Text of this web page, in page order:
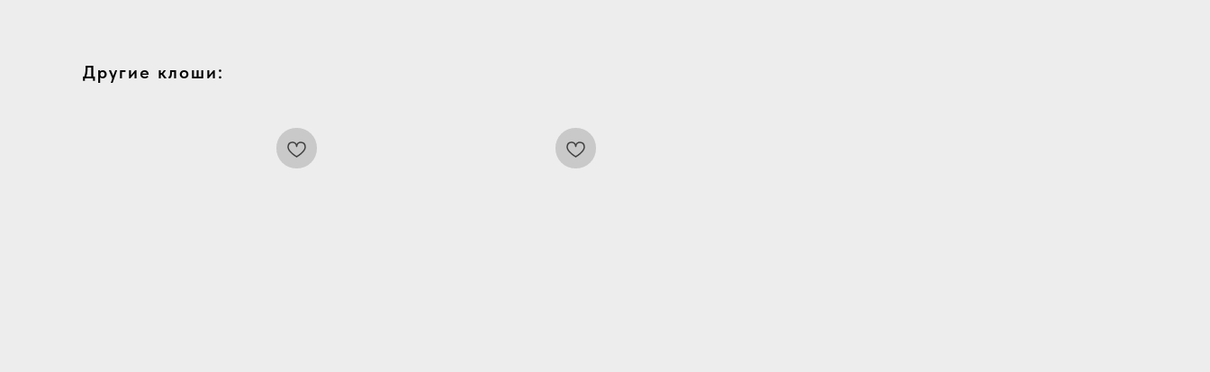
Другие клоши: